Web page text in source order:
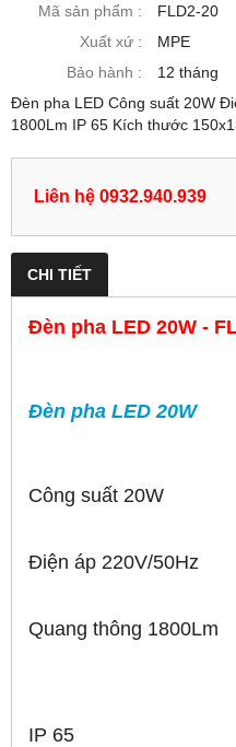
Mã sản phẩm :
FLD2-20
Xuất xứ :
MPE
Bảo hành :
12 tháng
Đèn pha LED Công suất 20W
1800Lm IP 65 Kích thước
Liên hệ 0932.940.939
CHI TIẾT
Đèn pha LED 20W -
Đèn pha LED 20W
Công suất 20W
Điện áp 220V/50Hz
Quang thông 1800Lm
IP 65